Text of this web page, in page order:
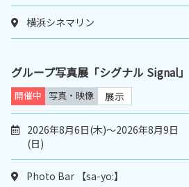
横浜シネマリン
グループ写真展「シグナル Signal」
開催中 写真・映像 展示
2026年8月6日(木)～2026年8月9日
(日)
Photo Bar 【sa-yo:】